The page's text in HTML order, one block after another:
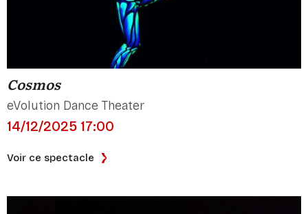
Cosmos
eVolution Dance Theater
14/12/2025 17:00
Voir ce spectacle